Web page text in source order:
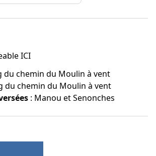
ICI
du chemin du Moulin à vent
du chemin du Moulin à vent
: Manou et Senonches